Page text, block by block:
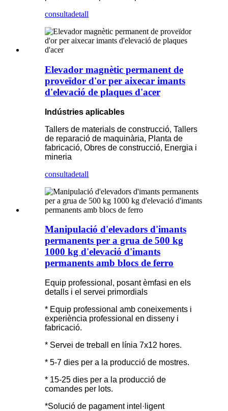
consultadetall
Elevador magnètic permanent de
proveïdor d'or per aixecar imants
d'elevació de plaques d'acer
Indústries aplicables
Tallers de materials de construcció, Tallers
de reparació de maquinària, Planta de
fabricació, Obres de construcció, Energia i
mineria
consultadetall
Manipulació d'elevadors d'imants
permanents per a grua de 500 kg
1000 kg d'elevació d'imants
permanents amb blocs de ferro
Equip professional, posant èmfasi en els
detalls i el servei primordials
* Equip professional amb coneixements i
experiència professional en disseny i
fabricació.
* Servei de treball en línia 7x12 hores.
* 5-7 dies per a la producció de mostres.
* 15-25 dies per a la producció de
comandes per lots.
*Solució de pagament intel·ligent